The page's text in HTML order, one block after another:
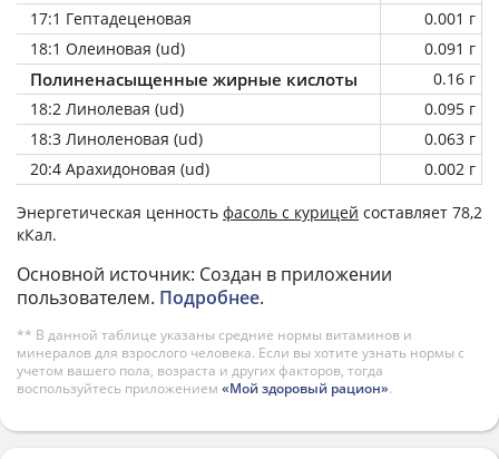
17:1 Гептадеценовая
0.001 г
18:1 Олеиновая (ud)
0.091 г
Полиненасыщенные жирные кислоты
0.16 г
18:2 Линолевая (ud)
0.095 г
18:3 Линоленовая (ud)
0.063 г
20:4 Арахидоновая (ud)
0.002 г
Энергетическая ценность фасоль с курицей составляет 78,2
кКал.
Основной источник: Создан в приложении
пользователем. Подробнее.
** В данной таблице указаны средние нормы витаминов и
минералов для взрослого человека. Если вы хотите узнать нормы с
учетом вашего пола, возраста и других факторов, тогда
воспользуйтесь приложением «Мой здоровый рацион».